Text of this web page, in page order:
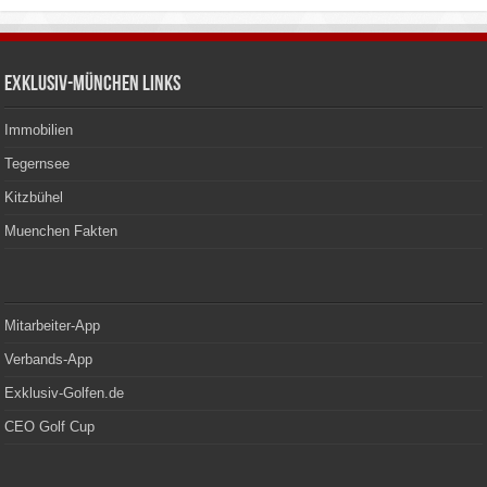
Exklusiv-München Links
Immobilien
Tegernsee
Kitzbühel
Muenchen Fakten
Mitarbeiter-App
Verbands-App
Exklusiv-Golfen.de
CEO Golf Cup